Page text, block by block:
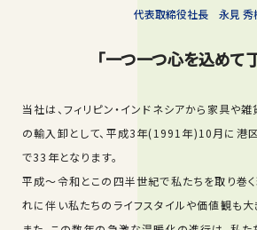
代表取締役社長 永見 秀
「一つ一つ心を込めて
当社は、フィリピン・インドネシアから家具や
の輸入卸として、平成3年(1991年)10月に港
で33年となります。
平成～令和とこの四半世紀で私たちを取り巻く
れに伴い私たちのライフスタイルや価値観も大